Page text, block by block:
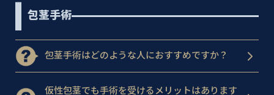
包茎手術
包茎手術はどのような人におすすめですか？
仮性包茎でも手術を受けるメリットはあります